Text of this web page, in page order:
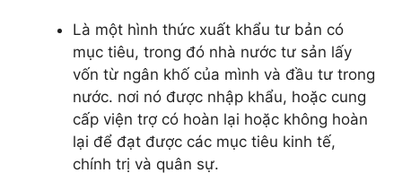
Là một hình thức xuất khẩu tư bản có
mục tiêu, trong đó nhà nước tư sản lấy
vốn từ ngân khố của mình và đầu tư trong
nước. nơi nó được nhập khẩu, hoặc cung
cấp viện trợ có hoàn lại hoặc không hoàn
lại để đạt được các mục tiêu kinh tế,
chính trị và quân sự.